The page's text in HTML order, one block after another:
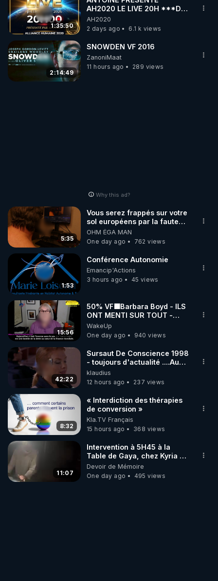
1:35:50
AH2020 LE LIVE 20H ***DU
06/08/2026***
AH2020
2 days ago
6.1 k views
2:14:49
SNOWDEN VF 2016
ZanoniMaat
11 hours ago
289 views
Why this ad?
5:35
Vous serez frappés sur votre
sol européens par la faute
des dirigeants qui s'en
mettent dans le nez
OHM ÉGA MAN
One day ago
762 views
1:53
Conférence Autonomie
Emancip'Actions
3 hours ago
45 views
15:56
50% VF🟩Barbara Boyd - ILS
ONT MENTI SUR TOUT -
Jocelyne Traduction
WakeUp
One day ago
940 views
42:22
Sursaut De Conscience 1998
- toujours d'actualité ....Au
Dela Du Réel
klaudius
12 hours ago
237 views
8:32
« Interdiction des thérapies
de conversion »
Kla.TV Français
15 hours ago
368 views
11:07
Intervention à 5H45 à la
Table de Gaya, chez Kyria et
Manu. 6/08/2026 PARTAGEZ
!
Devoir de Mémoire
One day ago
495 views